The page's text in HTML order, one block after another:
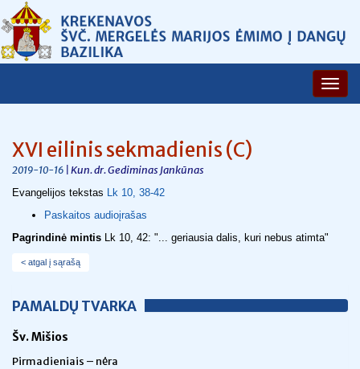
XVI eilinis sekmadienis (C)
2019-10-16 | Kun. dr. Gediminas Jankūnas
Evangelijos tekstas Lk 10, 38-42
Paskaitos audioįrašas
Pagrindinė mintis Lk 10, 42: "... geriausia dalis, kuri nebus atimta"
< atgal į sąrašą
PAMALDŲ TVARKA
Šv. Mišios
Pirmadieniais – nėra